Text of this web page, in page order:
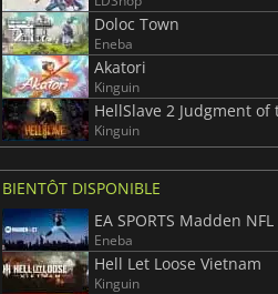
Doloc Town
Eneba
Akatori
Kinguin
HellSlave 2 Judgment of
Kinguin
BIENTÔT DISPONIBLE
EA SPORTS Madden NFL
Eneba
Hell Let Loose Vietnam
Kinguin